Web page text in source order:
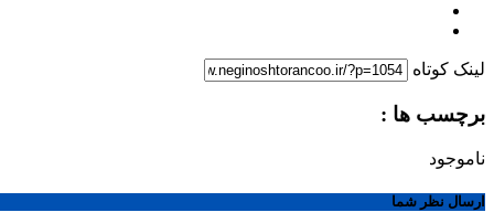
لینک کوتاه
برچسب ها :
ناموجود
ارسال نظر شما